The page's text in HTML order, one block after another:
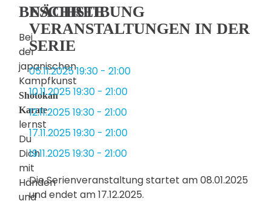
BESCHREIBUNG
Bei
der
japanischen
Kampfkunst
Shotokan
Karate
lernst
Du
Dich
mit
Händen
und
NÄCHSTE
VERANSTALTUNGEN IN DER
SERIE
05.11.202519:30 - 21:00
10.11.202519:30 - 21:00
12.11.202519:30 - 21:00
17.11.202519:30 - 21:00
19.11.202519:30 - 21:00
Die Serienveranstaltung startet am 08.01.2025
und endet am 17.12.2025.